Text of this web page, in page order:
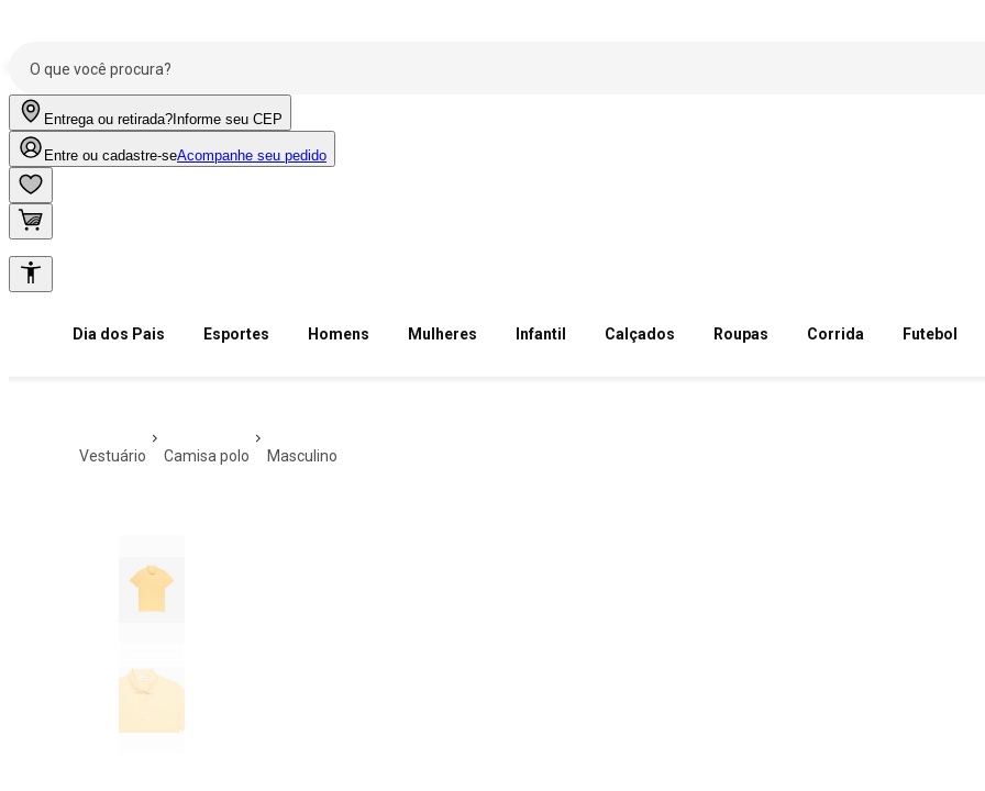
Entrega ou retirada? Informe seu CEP
Entre ou cadastre-seAcompanhe seu pedido
Dia dos Pais Esportes Homens Mulheres Infantil Calçados Roupas Corrida Futebol
vestuário camisa polo masculino